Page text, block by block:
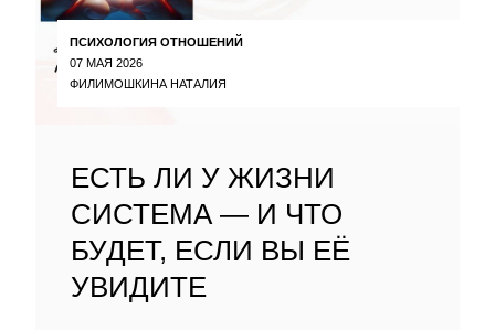
ПСИХОЛОГИЯ ОТНОШЕНИЙ
07 МАЯ 2026
ФИЛИМОШКИНА НАТАЛИЯ
ЕСТЬ ЛИ У ЖИЗНИ
СИСТЕМА — И ЧТО
БУДЕТ, ЕСЛИ ВЫ ЕЁ
УВИДИТЕ